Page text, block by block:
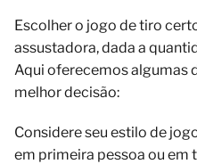
Escolher o jogo de tiro
assustadora, dada a
Aqui oferecemos algumas
melhor decisão:
Considere seu estilo de
em primeira pessoa ou em